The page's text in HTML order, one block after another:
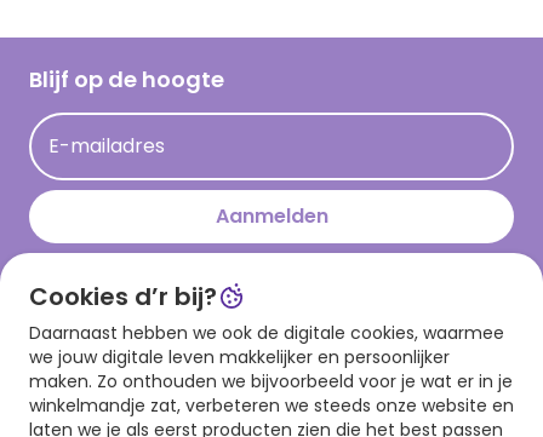
Hallmark Kaartclub
Acties
Persberichten
Hallmark en Kinderpostzegels
Cadeau inspiratie
Kaartinspiratie
Blijf op de hoogte
E-mailadres
Aanmelden
Download onze app
Cookies d’r bij?
Daarnaast hebben we ook de digitale cookies, waarmee
we jouw digitale leven makkelijker en persoonlijker
maken. Zo onthouden we bijvoorbeeld voor je wat er in je
winkelmandje zat, verbeteren we steeds onze website en
laten we je als eerst producten zien die het best passen